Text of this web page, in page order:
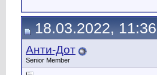
18.03.2022, 11:36
Анти-Дот
Senior Member